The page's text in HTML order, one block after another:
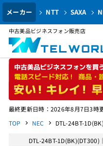
メーカー NTT SAXA
中古美品ビジネスフォン販売店
最終更新日時：2026年8月7日3時
TOP
NEC DTL-24BT-
DTL-24BT-1D(BK)(DT300)